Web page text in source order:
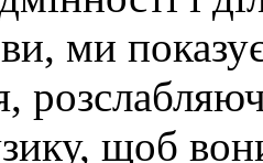
ми
щоб